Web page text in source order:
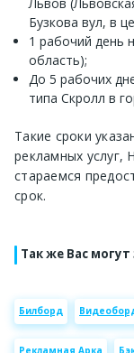
Львов
Бузкова вул, в
1 рабочий день
область);
До 5 рабочих
типа Скролл в
Такие сроки
рекламных услуг,
стараемся
срок.
Так же Вас
Билборд